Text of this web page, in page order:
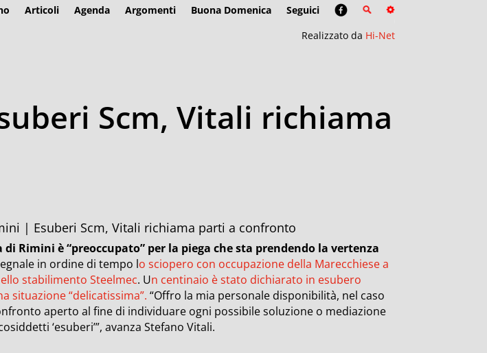
Articoli Agenda Argomenti Buona Domenica
Seguici
Realizzato da Hi-Net
Scm, Vitali richiama
| Esuberi Scm, Vitali richiama parti a confronto
Rimini è “preoccupato” per la piega che sta prendendo la vertenza
in ordine di tempo lo sciopero con occupazione della Marecchiese a
stabilimento Steelmec. Un centinaio è stato dichiarato in esubero
situazione “delicatissima”. “Offro la mia personale disponibilità, nel caso
aperto al fine di individuare ogni possibile soluzione o mediazione
‘esuberi’”, avanza Stefano Vitali.